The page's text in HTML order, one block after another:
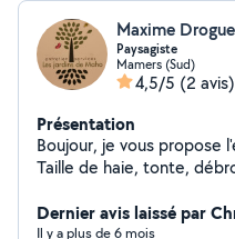
Maxime
Paysagiste
Mamers (Sud)
4,5/5 (2 avis)
Présentation
Boujour, je vous propose
Taille de haie, tonte,
Dernier avis laissé par
Il y a plus de 6 mois